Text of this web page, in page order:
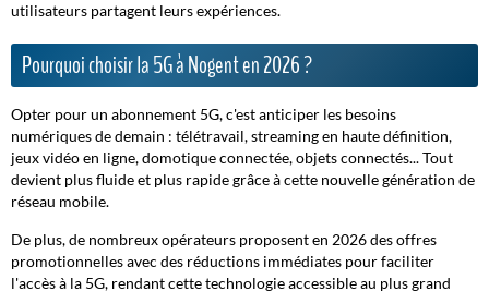
utilisateurs partagent leurs expériences.
Pourquoi choisir la 5G à Nogent en 2026 ?
Opter pour un abonnement 5G, c'est anticiper les besoins
numériques de demain : télétravail, streaming en haute définition,
jeux vidéo en ligne, domotique connectée, objets connectés... Tout
devient plus fluide et plus rapide grâce à cette nouvelle génération de
réseau mobile.
De plus, de nombreux opérateurs proposent en 2026 des offres
promotionnelles avec des réductions immédiates pour faciliter
l'accès à la 5G, rendant cette technologie accessible au plus grand